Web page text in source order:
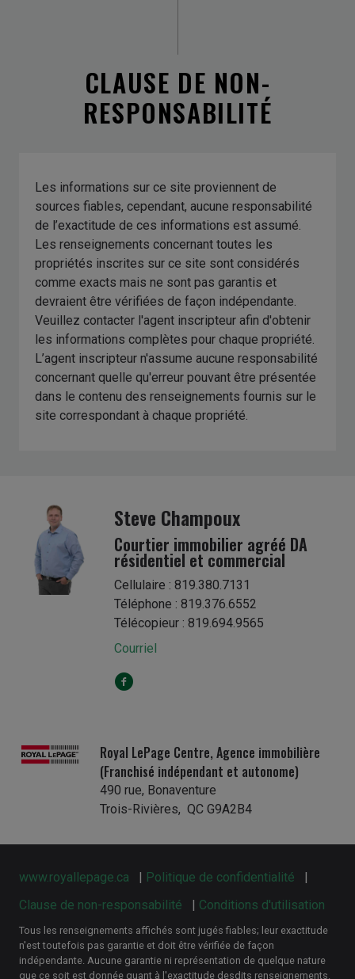
CLAUSE DE NON-
RESPONSABILITÉ
Les informations sur ce site proviennent de
sources fiables, cependant, aucune responsabilité
de l’exactitude de ces informations est assumé.
Les renseignements concernant toutes les
propriétés inscrites sur ce site sont considérés
comme exacts mais ne sont pas garantis et
devraient être vérifiées de façon indépendante.
Veuillez contacter l'agent inscripteur afin d'obtenir
les informations complètes pour chaque propriété.
L’agent inscripteur n'assume aucune responsabilité
concernant quelle qu'erreur pouvant être présentée
dans le contenu des renseignements fournis sur le
site correspondant à chaque propriété.
Steve Champoux
Courtier immobilier agréé DA
résidentiel et commercial
Cellulaire : 819.380.7131
Téléphone : 819.376.6552
Télécopieur : 819.694.9565
Courriel
Royal LePage Centre, Agence immobilière
(Franchisé indépendant et autonome)
490 rue, Bonaventure
Trois-Rivières, QC G9A2B4
www.royallepage.ca Politique de confidentialité
Clause de non-responsabilité
Conditions d'utilisation
Tous les renseignements affichés sont jugés fiables; leur exactitude
n'est toutefois pas garantie et doit être vérifiée de façon
indépendante. Aucune garantie ni représentation de quelque nature
que ce soit est donnée quant à l'exactitude desdits renseignements.